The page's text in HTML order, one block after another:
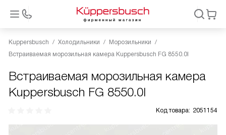
Kuppersbusch Холодильники
Морозильники
Встраиваемая морозильная камера Kuppersbusch FG 8550.0I
Встраиваемая морозильная камера
Kuppersbusch FG 8550.0I
Код товара: 2051154